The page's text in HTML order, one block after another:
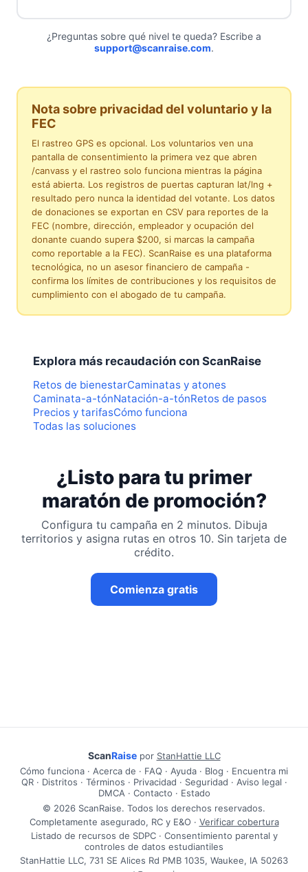
¿Preguntas sobre qué nivel te queda? Escribe a
support@scanraise.com.
Nota sobre privacidad del voluntario y la
FEC
El rastreo GPS es opcional. Los voluntarios ven una
pantalla de consentimiento la primera vez que abren
/canvass y el rastreo solo funciona mientras la página
está abierta. Los registros de puertas capturan lat/lng +
resultado pero nunca la identidad del votante. Los datos
de donaciones se exportan en CSV para reportes de la
FEC (nombre, dirección, empleador y ocupación del
donante cuando supera $200, si marcas la campaña
como reportable a la FEC). ScanRaise es una plataforma
tecnológica, no un asesor financiero de campaña -
confirma los límites de contribuciones y los requisitos de
cumplimiento con el abogado de tu campaña.
Explora más recaudación con ScanRaise
Retos de bienestarCaminatas y atones
Caminata-a-tónNatación-a-tónRetos de pasos
Precios y tarifasCómo funciona
Todas las soluciones
¿Listo para tu primer
maratón de promoción?
Configura tu campaña en 2 minutos. Dibuja
territorios y asigna rutas en otros 10. Sin tarjeta de
crédito.
Comienza gratis
ScanRaisepor StanHattie LLC
Cómo funciona · Acerca de · FAQ · Ayuda · Blog · Encuentra mi
QR· Distritos · Términos · Privacidad · Seguridad · Aviso legal ·
DMCA · Contacto · Estado
© 2026 ScanRaise. Todos los derechos reservados.
Completamente asegurado, RC y E&O · Verificar cobertura
Listado de recursos de SDPC · Consentimiento parental y
controles de datos estudiantiles
StanHattie LLC, 731 SE Alices Rd PMB 1035, Waukee, IA 50263